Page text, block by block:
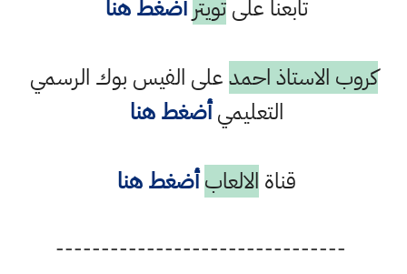
تابعنا علىتويتر أضغط هنا
كروب الاستاذ احمدعلى الفيس بوك الرسمي
التعليميأضغط هنا
قناة الالعاب أضغط هنا
--------------------------------